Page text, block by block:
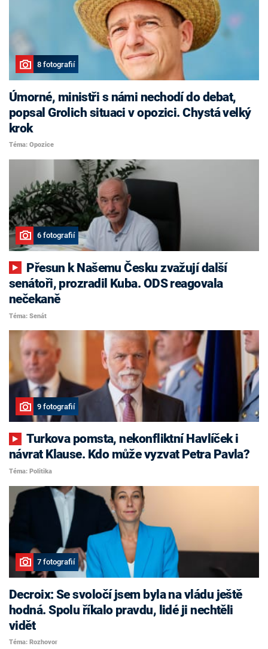
8 fotografií
Úmorné, ministři s námi nechodí do debat,
popsal Grolich situaci v opozici. Chystá velký
krok
Téma: Opozice
6 fotografií
senátoři, prozradil Kuba. ODS reagovala
nečekaně
Téma: Senát
9 fotografií
Turkova pomsta, nekonfliktní Havlíček i
návrat Klause. Kdo může vyzvat Petra Pavla?
Téma: Politika
7 fotografií
Decroix: Se svoločí jsem byla na vládu ještě
hodná. Spolu říkalo pravdu, lidé ji nechtěli
vidět
Téma: Rozhovor